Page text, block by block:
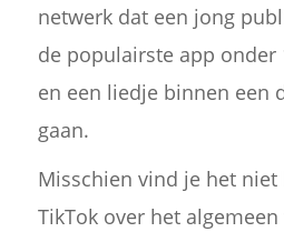
netwerk dat een jong
de populairste app onder
en een liedje binnen een
gaan.
Misschien vind je het
TikTok over het